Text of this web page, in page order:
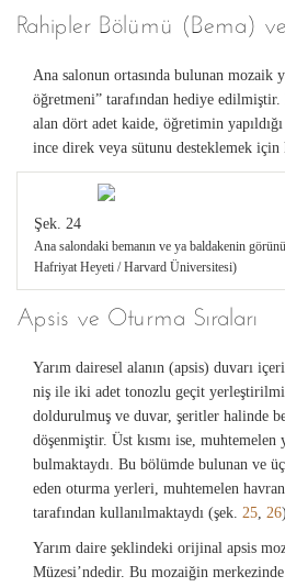
Masa ve aslanlar, restorasyondan sonra. (Telif
Heyeti / Harvard Üniversitesi)
Rahipler Bölümü (Bema)
Ana salonun ortasında bulunan mozaik
öğretmeni” tarafından hediye
alan dört adet kaide, öğretimin
ince direk veya sütunu desteklemek
Şek. 24
Ana salondaki bemanın ve ya baldakenin
Hafriyat Heyeti / Harvard Üniversitesi)
Apsis ve Oturma Sıraları
Yarım dairesel alanın (apsis) duvarı
niş ile iki adet tonozlu geçit
doldurulmuş ve duvar, şeritler halinde
döşenmiştir. Üst kısmı ise,
bulmaktaydı. Bu bölümde bulunan ve
eden oturma yerleri, muhtemelen
tarafından kullanılmaktaydı (şek. 25, 26
Yarım daire şeklindeki orijinal apsis
Müzesi’ndedir. Bu mozaiğin